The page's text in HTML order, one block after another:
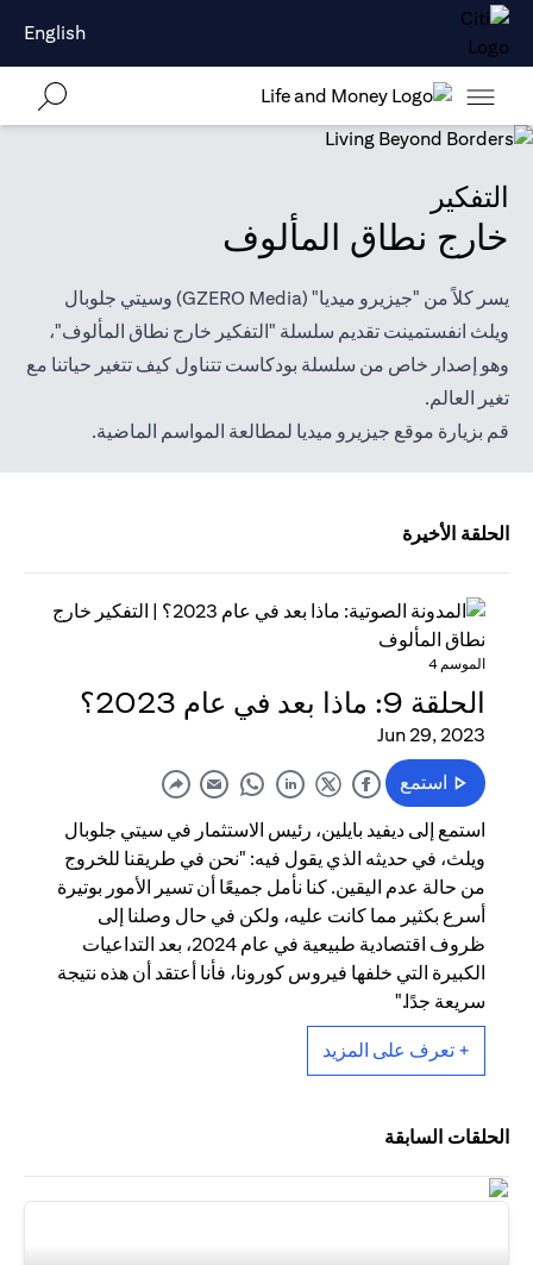
English
التفكير
خارج نطاق المألوف
يسر كلاً من "جيزيرو ميديا" (GZERO Media) وسيتي جلوبال
ويلث انفستمينت تقديم سلسلة "التفكير خارج نطاق المألوف"،
وهو إصدار خاص من سلسلة بودكاست تتناول كيف تتغير حياتنا مع
تغير العالم.
قم بزيارة موقع جيزيرو ميديا لمطالعة المواسم الماضية.
الحلقة الأخيرة
الموسم 4
الحلقة 9: ماذا بعد في عام 2023؟
Jun 29, 2023
استمع
استمع إلى ديفيد بايلين، رئيس الاستثمار في سيتي جلوبال
ويلث، في حديثه الذي يقول فيه: "نحن في طريقنا للخروج
من حالة عدم اليقين. كنا نأمل جميعًا أن تسير الأمور بوتيرة
أسرع بكثير مما كانت عليه، ولكن في حال وصلنا إلى
ظروف اقتصادية طبيعية في عام 2024، بعد التداعيات
الكبيرة التي خلفها فيروس كورونا، فأنا أعتقد أن هذه نتيجة
سريعة جدًا."
+ تعرف على المزيد
الحلقات السابقة